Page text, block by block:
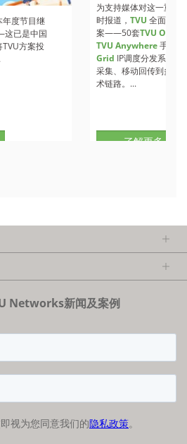
年度节目继
已是中国
方案投
为支持媒体对这一重大
时报道， TVU 全面部署
案——50套TVU One
TVU Anywhere手机直
Grid IP调度分发系统，
采集、移动回传到多点
术链路。...
了解更多
Networks新闻及案例